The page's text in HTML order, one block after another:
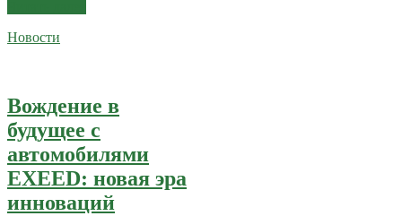
Новости
Вождение в
будущее с
автомобилями
EXEED: новая эра
инноваций